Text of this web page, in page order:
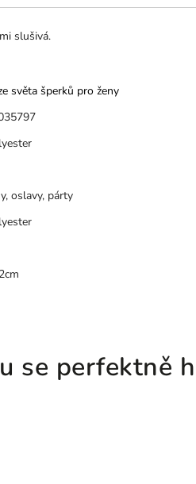
slušivá.
světa šperků pro ženy
oslavy, párty
se perfektně